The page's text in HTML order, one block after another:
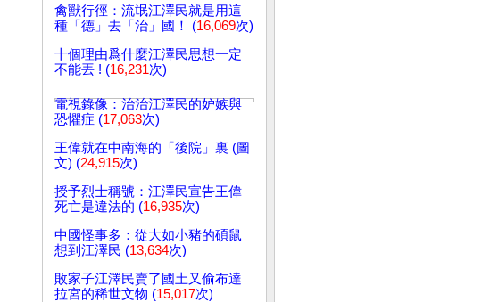
禽獸行徑：流氓江澤民就是用這
種「德」去「治」國！ (16,069次)
十個理由爲什麼江澤民思想一定
不能丟 ! (16,231次)
電視錄像：治治江澤民的妒嫉與
恐懼症 (17,063次)
王偉就在中南海的「後院」裏 (圖
文) (24,915次)
授予烈士稱號：江澤民宣告王偉
死亡是違法的 (16,935次)
中國怪事多：從大如小豬的碩鼠
想到江澤民 (13,634次)
敗家子江澤民賣了國土又偷布達
拉宮的稀世文物 (15,017次)